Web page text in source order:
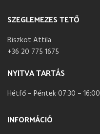
SZEGLEMEZES TETŐ
Biszkot Attila
+36 20 775 1675
NYITVA TARTÁS
Hétfő – Péntek 07:30 – 16:00
INFORMÁCIÓ